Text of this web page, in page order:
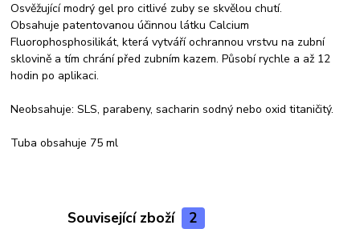
Osvěžující modrý gel pro citlivé zuby se skvělou chutí.
Obsahuje patentovanou účinnou látku Calcium
Fluorophosphosilikát, která vytváří ochrannou vrstvu na zubní
sklovině a tím chrání před zubním kazem. Působí rychle a až 12
hodin po aplikaci.
Neobsahuje: SLS, parabeny, sacharin sodný nebo oxid titaničitý.
Tuba obsahuje 75 ml
Související zboží 2